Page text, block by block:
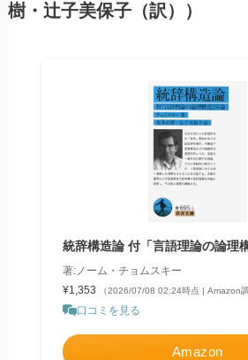
樹・辻子美保子（訳））
統辞構造論 付「言語理論の論理
著:ノーム・チョムスキー
¥1,353
（2026/07/08 02:24時点 | Amazon調
口コミを見る
Amazon